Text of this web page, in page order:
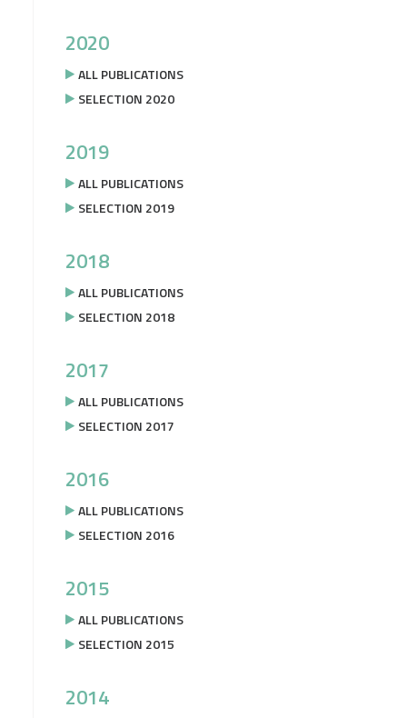
2020
ALL PUBLICATIONS
SELECTION 2020
2019
ALL PUBLICATIONS
SELECTION 2019
2018
ALL PUBLICATIONS
SELECTION 2018
2017
ALL PUBLICATIONS
SELECTION 2017
2016
ALL PUBLICATIONS
SELECTION 2016
2015
ALL PUBLICATIONS
SELECTION 2015
2014